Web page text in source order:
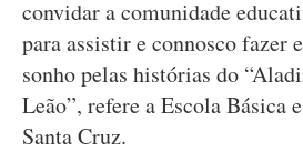
convidar a comunidade
para assistir e connosco fazer
sonho pelas histórias do
Leão”, refere a Escola Básica
Santa Cruz.